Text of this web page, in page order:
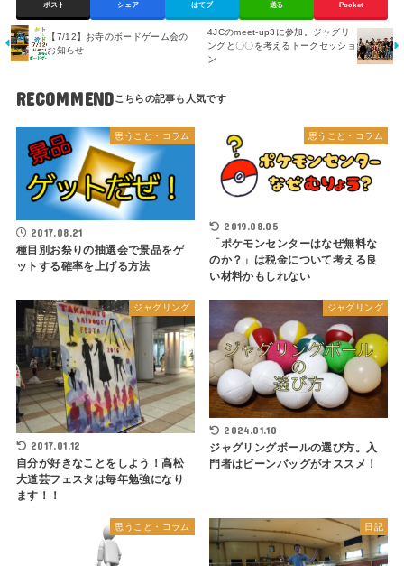
ポスト シェア はてブ 送る Pocket
【7/12】お寺のボードゲーム会の
お知らせ
4JCのmeet-up3に参加。ジャグリ
ングと〇〇を考えるトークセッショ
ン
RECOMMEND
思うこと・コラム
2017.08.21
種目別お祭りの抽選会で景品をゲ
ットする確率を上げる方法
思うこと・コラム
2019.08.05
「ポケモンセンターはなぜ無料な
のか？」は税金について考える良
い材料かもしれない
ジャグリング
2017.01.12
自分が好きなことをしよう！高松
大道芸フェスタは毎年勉強になり
ます！！
ジャグリング
2024.01.10
ジャグリングボールの選び方。入
門者はビーンバッグがオススメ！
思うこと・コラム 日記